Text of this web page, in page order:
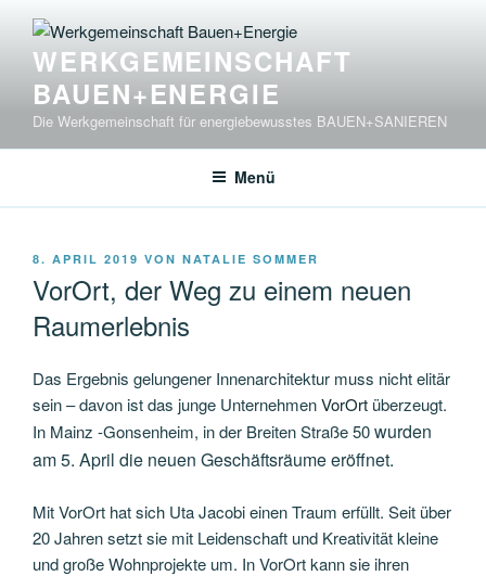
Inhalt
springenWERKGEMEINSCHAFT
BAUEN+ENERGIE
Die Werkgemeinschaft für energiebewusstes BAUEN+SANIEREN
Menü
VERÖFFENTLICHT
8. APRIL 2019 VON NATALIE SOMMER
VorOrt, der Weg zu einem neuen
Raumerlebnis
Das Ergebnis gelungener Innenarchitektur muss nicht elitär
sein – davon ist das junge UnternehmenVorOrt überzeugt.
In Mainz -Gonsenheim, in der Breiten Straße 50wurden
am 5. April die neuen Geschäftsräume eröffnet.
Mit VorOrt hat sich Uta Jacobi einen Traum erfüllt. Seit über
20 Jahren setzt sie mit Leidenschaft und Kreativität kleine
und große Wohnprojekte um. In VorOrt kann sie ihren